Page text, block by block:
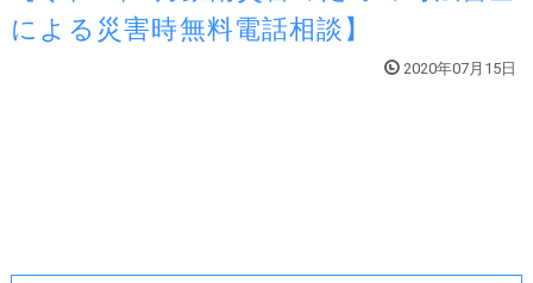
による災害時無料電話相談】
2020年07月15日